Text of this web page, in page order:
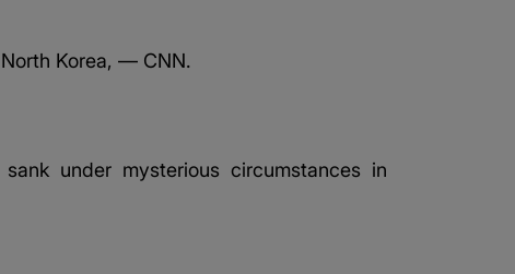
Korea, — CNN.
under mysterious circumstances in